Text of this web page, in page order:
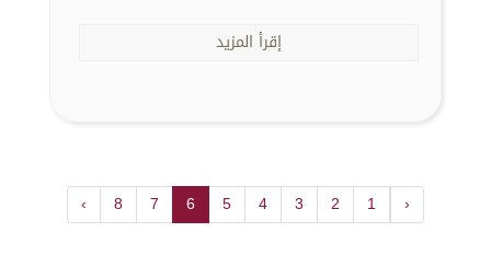
إقرأ المزيد
‹
1
2
3
4
5
6
7
8
›